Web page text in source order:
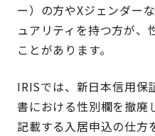
ー）の方やXジェンダー
ュアリティを持つ方が、
ことがあります。
IRISでは、新日本信用保
書における性別欄を撤廃
記載する入居申込の仕方